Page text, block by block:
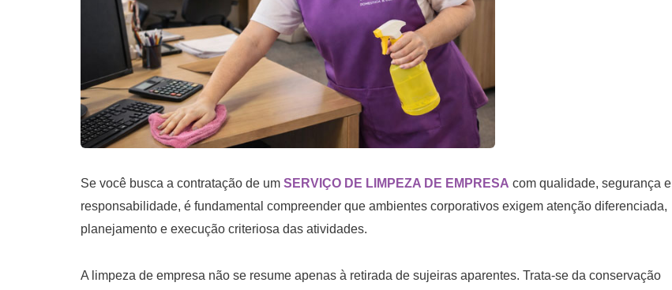
Se você busca a contratação de um SERVIÇO DE LIMPEZA DE EMPRESA com qualidade, segurança e
responsabilidade, é fundamental compreender que ambientes corporativos exigem atenção diferenciada,
planejamento e execução criteriosa das atividades.
A limpeza de empresa não se resume apenas à retirada de sujeiras aparentes. Trata-se da conservação